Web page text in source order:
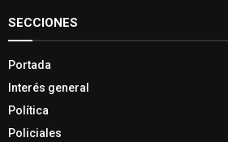
SECCIONES
Portada
Interés general
Política
Policiales